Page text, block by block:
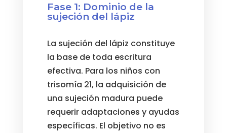
Fase 1: Dominio de la
sujeción del lápiz
La sujeción del lápiz constituye
la base de toda escritura
efectiva. Para los niños con
trisomía 21, la adquisición de
una sujeción madura puede
requerir adaptaciones y ayudas
específicas. El objetivo no es